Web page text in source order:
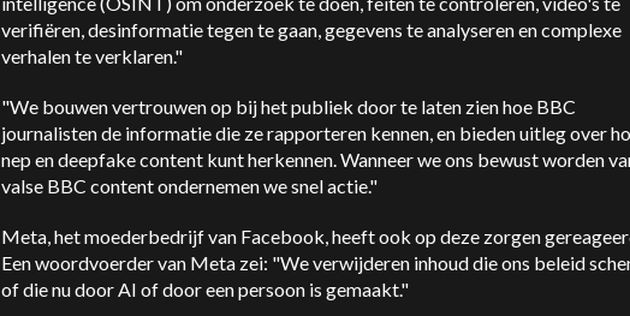
verifiëren, desinformatie tegen te gaan, gegevens te analyseren en complexe
verhalen te verklaren."
"We bouwen vertrouwen op bij het publiek door te laten zien hoe BBC
journalisten de informatie die ze rapporteren kennen, en bieden uitleg over
nep en deepfake content kunt herkennen. Wanneer we ons bewust worden
valse BBC content ondernemen we snel actie."
Meta, het moederbedrijf van Facebook, heeft ook op deze zorgen
Een woordvoerder van Meta zei: "We verwijderen inhoud die ons beleid
of die nu door AI of door een persoon is gemaakt."